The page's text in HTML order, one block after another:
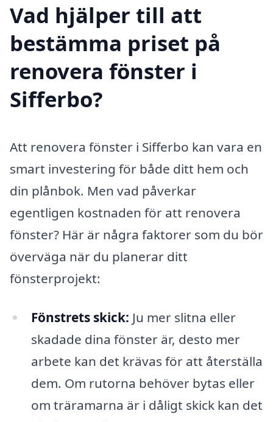
Vad hjälper till att
bestämma priset på
renovera fönster i
Sifferbo?
Att renovera fönster i Sifferbo kan vara en
smart investering för både ditt hem och
din plånbok. Men vad påverkar
egentligen kostnaden för att renovera
fönster? Här är några faktorer som du bör
överväga när du planerar ditt
fönsterprojekt:
Fönstrets skick: Ju mer slitna eller
skadade dina fönster är, desto mer
arbete kan det krävas för att återställa
dem. Om rutorna behöver bytas eller
om träramarna är i dåligt skick kan det